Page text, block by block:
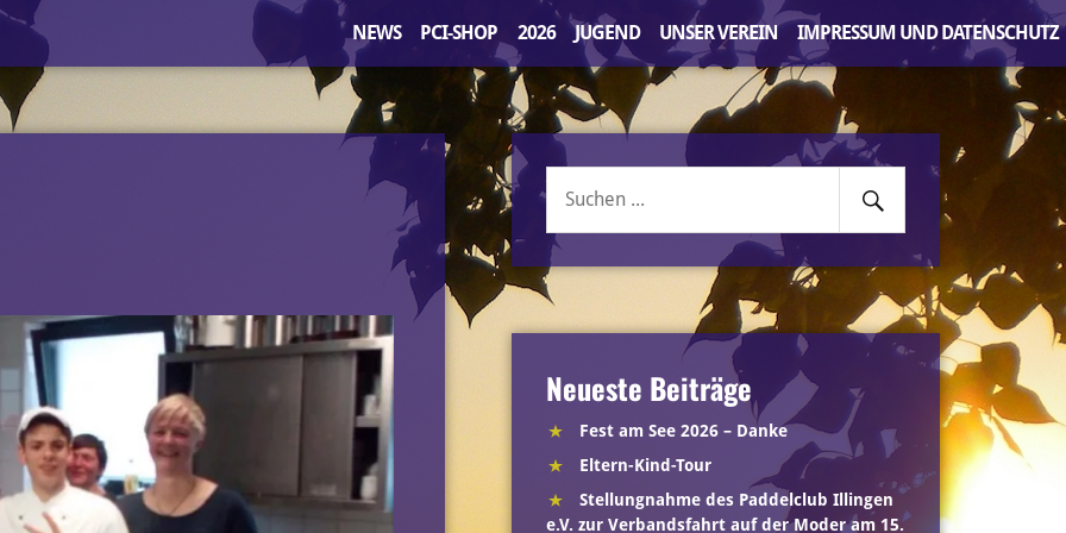
NEWS PCI-SHOP 2026 JUGEND UNSER VEREIN IMPRESSUM UND DATENSCHUTZ
Suche
Senden
Neueste Beiträge
Fest am See 2026 – Danke
Eltern-Kind-Tour
Stellungnahme des Paddelclub Illingen
e.V. zur Verbandsfahrt auf der Moder am 15.